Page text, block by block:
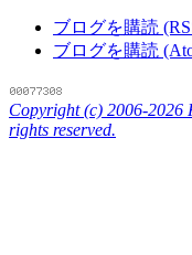
ブログを購読
ブログを購読
Copyright (c) 2006-2026
rights reserved.